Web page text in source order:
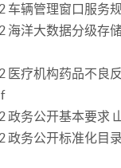
车辆管理窗口服务
海洋大数据分级存
医疗机构药品不良
政务公开基本要求
政务公开标准化目